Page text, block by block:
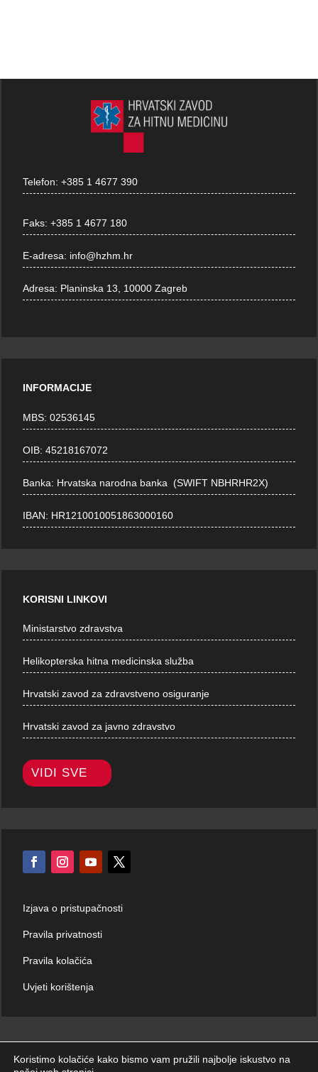
Telefon:+385 1 4677 390
Faks:+385 1 4677 180
E-adresa: info@hzhm.hr
Adresa: Planinska 13, 10000 Zagreb
INFORMACIJE
MBS: 02536145
OIB: 45218167072
Banka: Hrvatska narodna banka (SWIFT NBHRHR2X)
IBAN: HR1210010051863000160
KORISNI LINKOVI
Ministarstvo zdravstva
Helikopterska hitna medicinska služba
Hrvatski zavod za zdravstveno osiguranje
Hrvatski zavod za javno zdravstvo
VIDI SVE
Izjava o pristupačnosti
Pravila privatnosti
Pravila kolačića
Uvjeti korištenja
Koristimo kolačiće kako bismo vam pružili najbolje iskustvo na